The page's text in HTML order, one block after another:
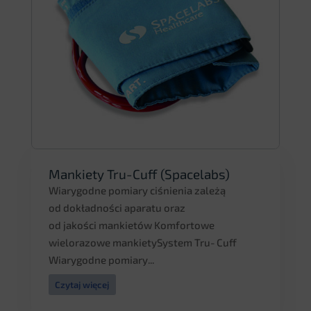
Mankiety Tru-Cuff (Spacelabs)
Wiarygodne pomiary ciśnienia zależą
od dokładności aparatu oraz
od jakości mankietów Komfortowe
wielorazowe mankietySystem Tru­‑Cuff
Wiarygodne pomiary...
Czytaj więcej